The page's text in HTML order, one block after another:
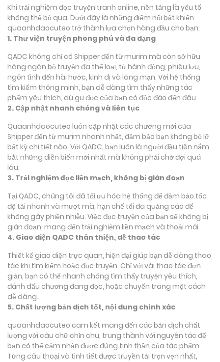
Khi trải nghiệm đọc truyện tranh online, nền tảng là yếu tố
không thể bỏ qua. Dưới đây là những điểm nổi bật khiến
quaanhdaocuteo trở thành lựa chọn hàng đầu cho bạn:
1. Thư viện truyện phong phú và đa dạng
QADC không chỉ có Shipper đến từ murim mà còn sở hữu
hàng ngàn bộ truyện đa thể loại, từ hành động, phiêu lưu,
ngôn tình đến hài hước, kinh dị và lãng mạn. Với hệ thống
tìm kiếm thông minh, bạn dễ dàng tìm thấy những tác
phẩm yêu thích, dù gu đọc của bạn có độc đáo đến đâu
2. Cập nhật nhanh chóng và liên tục
Quaanhdaocuteo luôn cập nhật các chương mới của
Shipper đến từ murim nhanh nhất, đảm bảo bạn không bỏ lỡ
bất kỳ chi tiết nào. Với QADC, bạn luôn là người đầu tiên nắm
bắt những diễn biến mới nhất mà không phải chờ đợi quá
lâu.
3. Trải nghiệm đọc liền mạch, không bị gián đoạn
Tại QADC, chúng tôi đã tối ưu hóa hệ thống để đảm bảo tốc
độ tải nhanh và mượt mà, hạn chế tối đa quảng cáo để
không gây phiền nhiễu. Việc đọc truyện của bạn sẽ không bị
gián đoạn, mang đến trải nghiệm liền mạch và thoải mái.
4. Giao diện QADC thân thiện, dễ thao tác
Thiết kế giao diện trực quan, hiện đại giúp bạn dễ dàng thao
tác khi tìm kiếm hoặc đọc truyện. Chỉ với vài thao tác đơn
giản, bạn có thể nhanh chóng tìm thấy truyện yêu thích,
đánh dấu chương đang đọc, hoặc chuyển trang một cách
dễ dàng.
5. Chất lượng bản dịch tốt, nội dung chính xác
quaanhdaocuteo cam kết mang đến các bản dịch chất
lượng với câu chữ chỉn chu, trung thành với nguyên tác để
bạn có thể cảm nhận được đúng tinh thần của tác phẩm.
Từng câu thoại và tình tiết được truyền tải trọn vẹn nhất,